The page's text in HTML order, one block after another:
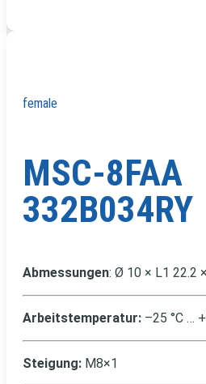
female
MSC-8FAA
332B034RY
Abmessungen: Ø 10 × L1 22.2
Arbeitstemperatur: –25 °C …
Steigung: M8×1